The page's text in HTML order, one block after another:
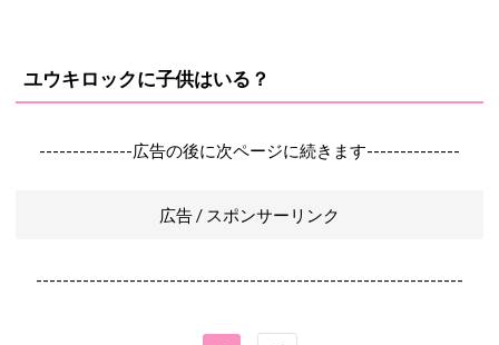
ユウキロックに子供はいる？
--------------広告の後に次ページに続きます--------------
広告 / スポンサーリンク
----------------------------------------------------------------